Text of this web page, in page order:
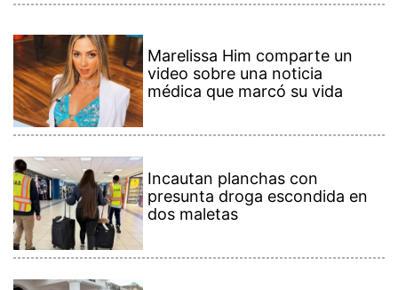
Marelissa Him comparte un
video sobre una noticia
médica que marcó su vida
Incautan planchas con
presunta droga escondida en
dos maletas